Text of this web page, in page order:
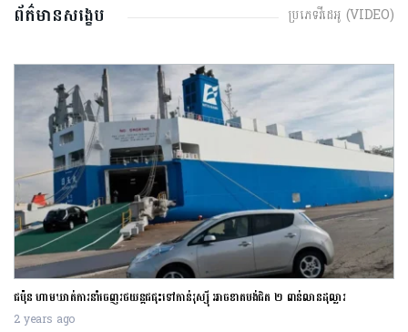
ព័ត៌មានសង្ខេប ប្រភេទវីដេអូ (VIDEO)
ជប៉ុន ហាមឃាត់ការនាំចេញរថយន្តជជុះទៅកាន់រុស្ស៊ី អាចខាតបង់ជិត ២ ពាន់លានដុល្លារ
2 years ago